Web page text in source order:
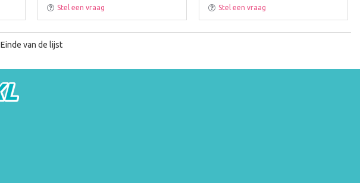
Stel een vraag Stel een vraag
Einde van de lijst